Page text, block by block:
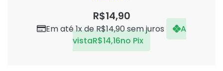
de
R$14,90
Em até 1x deR$14,90sem juros
A
vistaR$14,16no Pix